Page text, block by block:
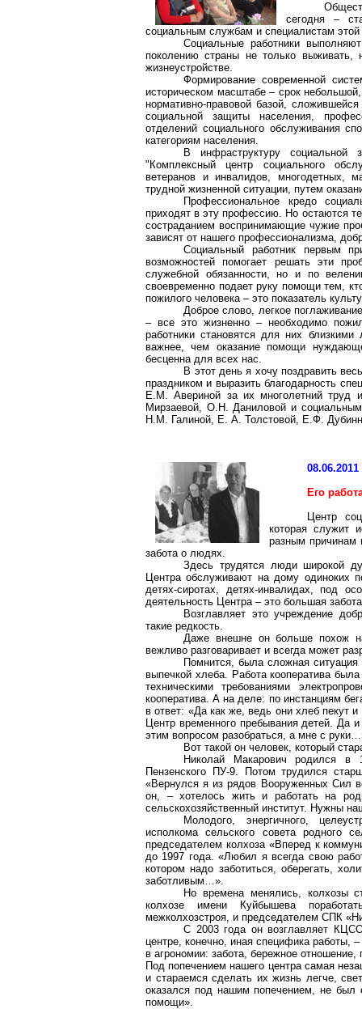
сегодня –
социальным службам и специалистам
Социальные работники
поколению страны не только
жизнеустройстве.
Формирование современной
историческом масштабе – срок
нормативно-правовой базой,
социальной защиты населения,
отделений социального обслуживания
категориям населения.
В инфраструктуру
"Комплексный центр социального
ветеранов и инвалидов, многодетных,
трудной жизненной ситуации, путем
Профессиональное кредо
приходят в эту профессию. Но остаются
состраданием воспринимающие чужие
зависят от нашего профессионализма,
Социальный работник первым
возможностей помогает решать эти
служебной обязанности, но и по
своевременно подает руку помощи тем,
пожилого человека – это показатель
Доброе слово, легкое
– все это жизненно – необходимо
работники становятся для них
важнее, чем оказание помощи
бесценна для всех нас.
В этот день я хочу поздравить
праздником и выразить благодарность
Е.М.Авериной за их многолетний труд
Мирзаевой, О.Н. Даниловой и
Н.М. Галиной, Е. А. Толстовой, Е.Ф.
08.06.2011
Его
Центр
которая служит
разным причинам
забота о людях.
Здесь трудятся люди широкой
Центра обслуживают на дому одиноких
детях-сиротах, детях-инвалидах, под
деятельность Центра – это большая
Возглавляет это учреждение
такие редкость.
Даже внешне он больше похож
вежливо разговаривает и всегда может
Помнится, была сложная
выпечкой хлеба. Работа кооператива
техническими требованиями
кооператива. А на деле: по инстанциям
в ответ: «Да как же, ведь они хлеб пекут
Центр временного пребывания детей.
этим вопросом разобраться, а мне с
Вот такой он человек, который
Николай
Макарович родился в
Пензенского ПУ-9. Потом трудился
«Вернулся я из рядов Вооруженных Сил
он, – хотелось жить и работать на
сельскохозяйственный институт. Нужны
Молодого, энергичного,
исполкома сельского совета родного
председателем колхоза «Вперед к
до 1997 года. «Любил я всегда свою
котором надо заботиться, оберегать,
заботливым…».
Но времена менялись, колхозы
колхозе имени Куйбышева
межколхозстроя, и председателем СПК
С 2003 года он возглавляет
центре, конечно, иная специфика работы,
в агрономии: забота, бережное
Под попечением нашего центра самая
и стараемся сделать их жизнь легче,
оказался под нашим попечением, не был
помощи».